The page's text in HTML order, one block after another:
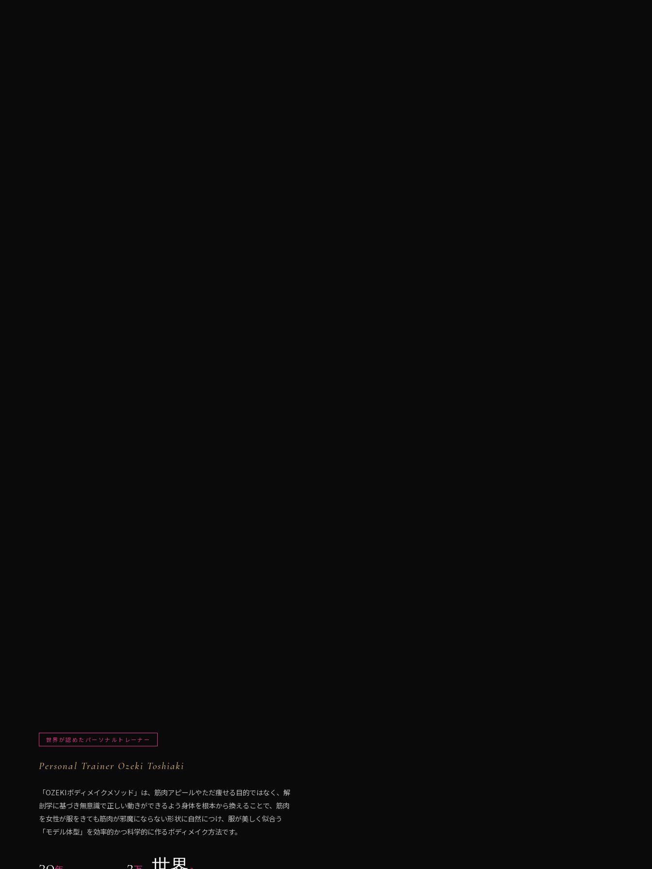
世界が認めたパーソナルトレーナー
Personal Trainer Ozeki Toshiaki
「OZEKIボディメイクメソッド 」は、筋肉アピールやただ痩せる目的ではなく、解
剖学に基づき無意識で正しい動きができるよう身体を根本から換えることで、筋肉
を女性が服をきても筋肉が邪魔にならない形状に自然につけ、服が美しく似合う
「モデル体型」を効率的かつ科学的に作るボディメイク方法です。